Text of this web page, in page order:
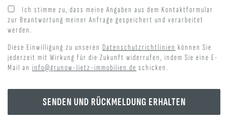
Ich stimme zu, dass meine Angaben aus dem Kontaktformular
zur Beantwortung meiner Anfrage gespeichert und verarbeitet
werden.
Diese Einwilligung zu unseren Datenschutzrichtlinien können Sie
jederzeit mit Wirkung für die Zukunft widerrufen, indem Sie eine E-
Mail an info@grunow-lietz-immobilien.de schicken.